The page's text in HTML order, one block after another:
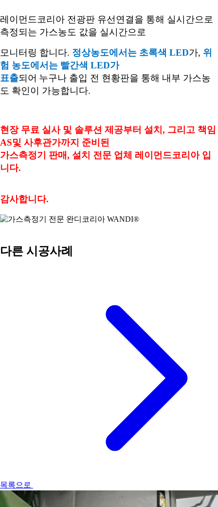
레이먼드코리아 전광판 유선연결을 통해 실시간으로
측정되는 가스농도 값을 실시간으로
모니터링 합니다. 정상농도에서는 초록색 LED가, 위
험 농도에서는 빨간색 LED가
표출되어 누구나 출입 전 현황판을 통해 내부 가스농
도 확인이 가능합니다.
현장 무료 실사 및 솔루션 제공부터 설치 , 그리고 책임
AS및 사후관가까지 준비된
가스측정기 판매, 설치 전문 업체 레이먼드코리아 입
니다.
감사합니다.
다른 시공사례
목록으로